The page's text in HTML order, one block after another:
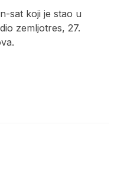
sat koji je stao u
zemljotres, 27.